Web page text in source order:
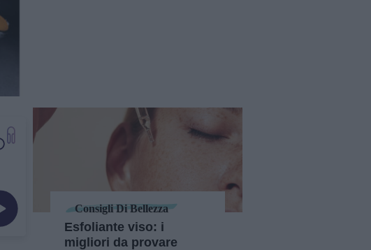
Consigli Di Bellezza
Esfoliante viso: i
migliori da provare